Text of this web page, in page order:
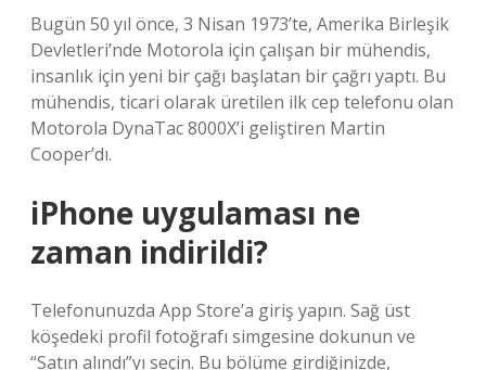
Bugün 50 yıl önce, 3 Nisan 1973’te, Amerika Birleşik
Devletleri’nde Motorola için çalışan bir mühendis,
insanlık için yeni bir çağı başlatan bir çağrı yaptı. Bu
mühendis, ticari olarak üretilen ilk cep telefonu olan
Motorola DynaTac 8000X’i geliştiren Martin
Cooper’dı.
iPhone uygulaması ne
zaman indirildi?
Telefonunuzda App Store’a giriş yapın. Sağ üst
köşedeki profil fotoğrafı simgesine dokunun ve
“Satın alındı”yı seçin. Bu bölüme girdiğinizde,